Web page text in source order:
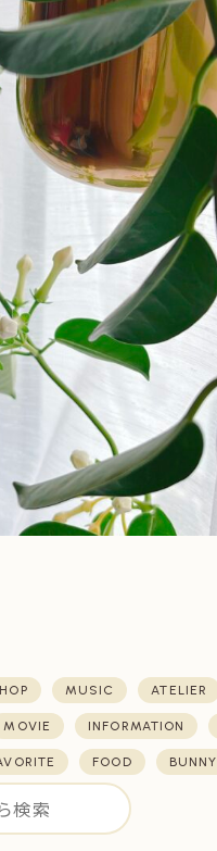
MUSIC ATELIER
MOVIE INFORMATION
FOOD BUNNY